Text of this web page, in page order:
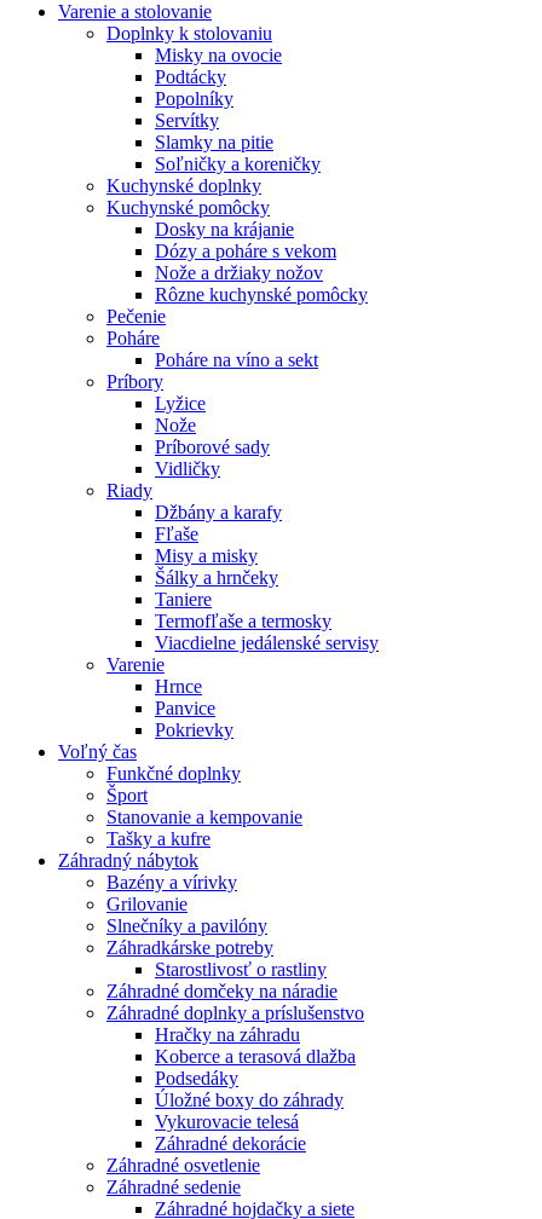
Varenie a stolovanie
Doplnky k stolovaniu
Misky na ovocie
Podtácky
Popolníky
Servítky
Slamky na pitie
Soľničky a koreničky
Kuchynské doplnky
Kuchynské pomôcky
Dosky na krájanie
Dózy a poháre s vekom
Nože a držiaky nožov
Rôzne kuchynské pomôcky
Pečenie
Poháre
Poháre na víno a sekt
Príbory
Lyžice
Nože
Príborové sady
Vidličky
Riady
Džbány a karafy
Fľaše
Misy a misky
Šálky a hrnčeky
Taniere
Termofľaše a termosky
Viacdielne jedálenské servisy
Varenie
Hrnce
Panvice
Pokrievky
Voľný čas
Funkčné doplnky
Šport
Stanovanie a kempovanie
Tašky a kufre
Záhradný nábytok
Bazény a vírivky
Grilovanie
Slnečníky a pavilóny
Záhradkárske potreby
Starostlivosť o rastliny
Záhradné domčeky na náradie
Záhradné doplnky a príslušenstvo
Hračky na záhradu
Koberce a terasová dlažba
Podsedáky
Úložné boxy do záhrady
Vykurovacie telesá
Záhradné dekorácie
Záhradné osvetlenie
Záhradné sedenie
Záhradné hojdačky a siete